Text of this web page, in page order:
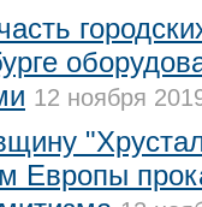
12 ноября
Европы